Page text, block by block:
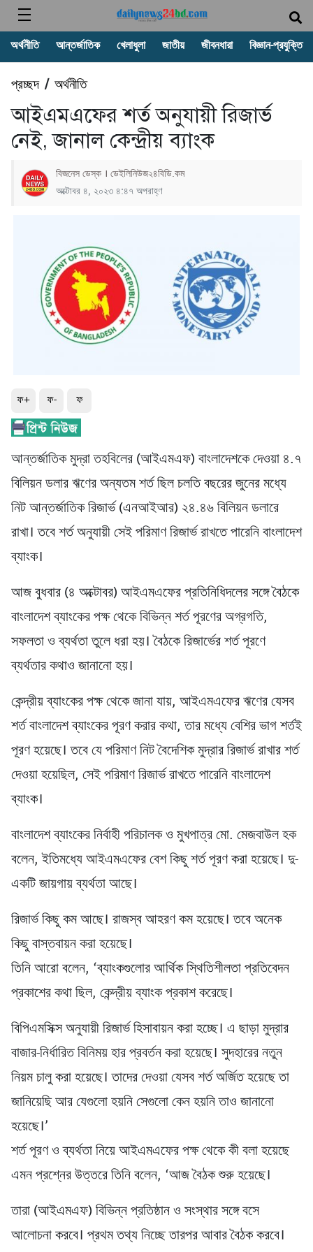
অর্থনীতি আন্তর্জাতিক খেলাধুলা জাতীয় জীবনধারা বিজ্ঞান-প্রযুক্তি
প্রচ্ছদ/ অর্থনীতি
আইএমএফের শর্ত অনুযায়ী রিজার্ভ
নেই, জানাল কেন্দ্রীয় ব্যাংক
বিজনেস ডেস্ক । ডেইলিনিউজ২৪বিডি.কম
অক্টোবর ৪, ২০২৩ ৪:৪৭ অপরাহ্ণ
ফ+ ফ- ফ
আন্তর্জাতিক মুদ্রা তহবিলের (আইএমএফ) বাংলাদেশকে দেওয়া ৪.৭
বিলিয়ন ডলার ঋণের অন্যতম শর্ত ছিল চলতি বছরের জুনের মধ্যে
নিট আন্তর্জাতিক রিজার্ভ (এনআইআর) ২৪.৪৬ বিলিয়ন ডলারে
রাখা। তবে শর্ত অনুযায়ী সেই পরিমাণ রিজার্ভ রাখতে পারেনি বাংলাদেশ
ব্যাংক।
আজ বুধবার (৪ অক্টোবর) আইএমএফের প্রতিনিধিদলের সঙ্গে বৈঠকে
বাংলাদেশ ব্যাংকের পক্ষ থেকে বিভিন্ন শর্ত পূরণের অগ্রগতি,
সফলতা ও ব্যর্থতা তুলে ধরা হয়। বৈঠকে রিজার্ভের শর্ত পূরণে
ব্যর্থতার কথাও জানানো হয়।
কেন্দ্রীয় ব্যাংকের পক্ষ থেকে জানা যায়, আইএমএফের ঋণের যেসব
শর্ত বাংলাদেশ ব্যাংকের পূরণ করার কথা, তার মধ্যে বেশির ভাগ শর্তই
পূরণ হয়েছে। তবে যে পরিমাণ নিট বৈদেশিক মুদ্রার রিজার্ভ রাখার শর্ত
দেওয়া হয়েছিল, সেই পরিমাণ রিজার্ভ রাখতে পারেনি বাংলাদেশ
ব্যাংক।
বাংলাদেশ ব্যাংকের নির্বাহী পরিচালক ও মুখপাত্র মো. মেজবাউল হক
বলেন, ইতিমধ্যে আইএমএফের বেশ কিছু শর্ত পূরণ করা হয়েছে। দু-
একটি জায়গায় ব্যর্থতা আছে।
রিজার্ভ কিছু কম আছে। রাজস্ব আহরণ কম হয়েছে। তবে অনেক
কিছু বাস্তবায়ন করা হয়েছে।
তিনি আরো বলেন, ‘ব্যাংকগুলোর আর্থিক স্থিতিশীলতা প্রতিবেদন
প্রকাশের কথা ছিল, কেন্দ্রীয় ব্যাংক প্রকাশ করেছে।
বিপিএমসিক্স অনুযায়ী রিজার্ভ হিসাবায়ন করা হচ্ছে। এ ছাড়া মুদ্রার
বাজার-নির্ধারিত বিনিময় হার প্রবর্তন করা হয়েছে। সুদহারের নতুন
নিয়ম চালু করা হয়েছে। তাদের দেওয়া যেসব শর্ত অর্জিত হয়েছে তা
জানিয়েছি আর যেগুলো হয়নি সেগুলো কেন হয়নি তাও জানানো
হয়েছে।’
শর্ত পূরণ ও ব্যর্থতা নিয়ে আইএমএফের পক্ষ থেকে কী বলা হয়েছে
এমন প্রশ্নের উত্তরে তিনি বলেন, ‘আজ বৈঠক শুরু হয়েছে।
তারা (আইএমএফ) বিভিন্ন প্রতিষ্ঠান ও সংস্থার সঙ্গে বসে
আলোচনা করবে। প্রথম তথ্য নিচ্ছে তারপর আবার বৈঠক করবে।